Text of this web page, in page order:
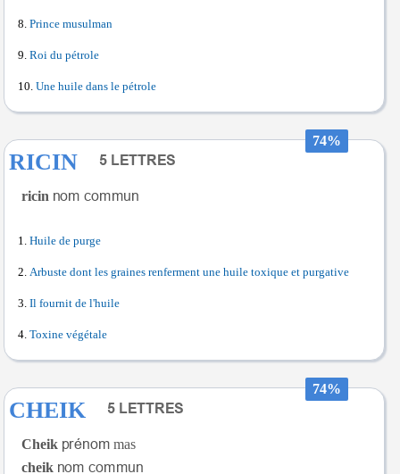
Prince musulman
Roi du pétrole
Une huile dans le pétrole
74%
RICIN
ricin
Huile de purge
Arbuste dont les graines renferment une huile toxique et purgative
Il fournit de l'huile
Toxine végétale
74%
CHEIK
Cheik
mas
cheik